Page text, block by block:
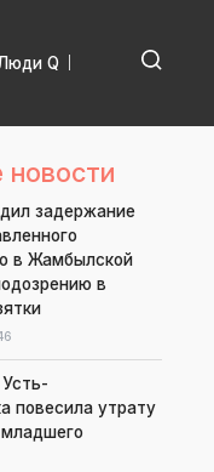
Q
новости
задержание
в Жамбылской
в
повесила утрату